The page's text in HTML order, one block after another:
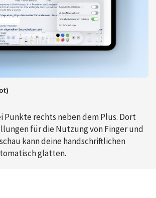
Punkte rechts neben dem Plus. Dort
für die Nutzung von Finger und
kann deine handschriftlichen
glätten.